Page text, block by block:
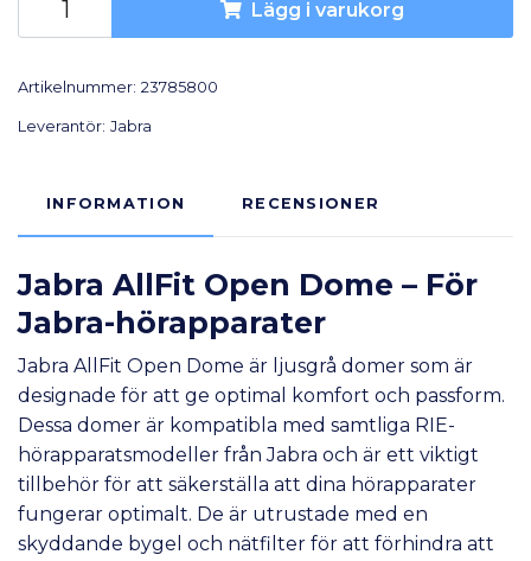
Lägg i varukorg
Artikelnummer: 23785800
Leverantör: Jabra
INFORMATION RECENSIONER
Jabra AllFit Open Dome – För
Jabra-hörapparater
Jabra AllFit Open Dome är ljusgrå domer som är
designade för att ge optimal komfort och passform.
Dessa domer är kompatibla med samtliga RIE-
hörapparatsmodeller från Jabra och är ett viktigt
tillbehör för att säkerställa att dina hörapparater
fungerar optimalt. De är utrustade med en
skyddande bygel och nätfilter för att förhindra att